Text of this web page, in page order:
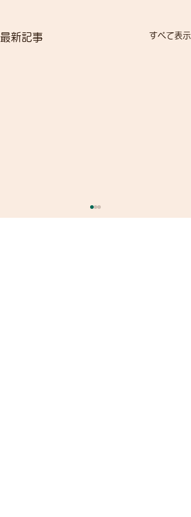
最新記事 すべて表示